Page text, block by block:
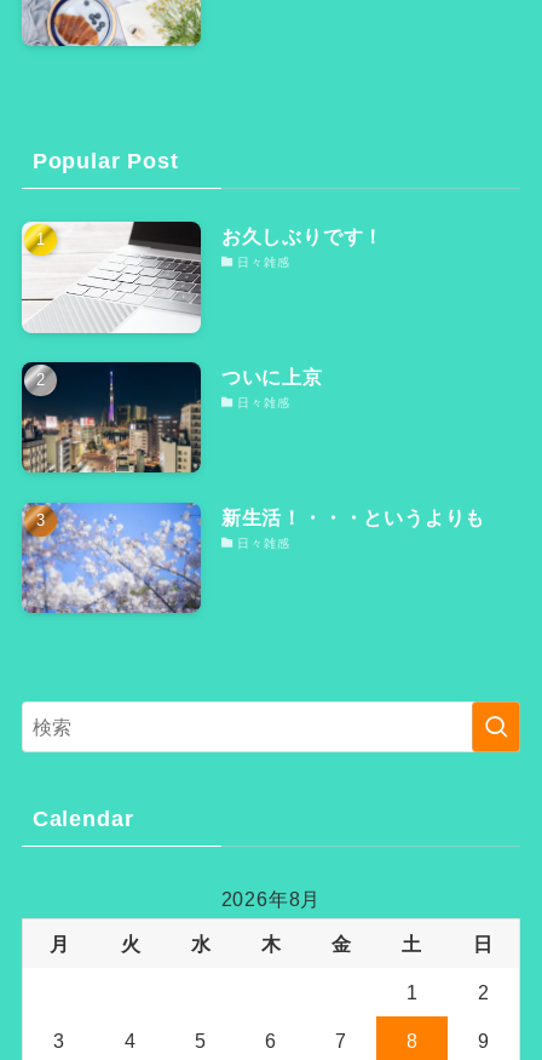
Popular Post
お久しぶりです！
日々雑感
ついに上京
日々雑感
新生活！・・・というよりも
日々雑感
Calendar
2026年8月
月 火 水 木 金 土 日
1 2
3 4 5 6 7 8 9